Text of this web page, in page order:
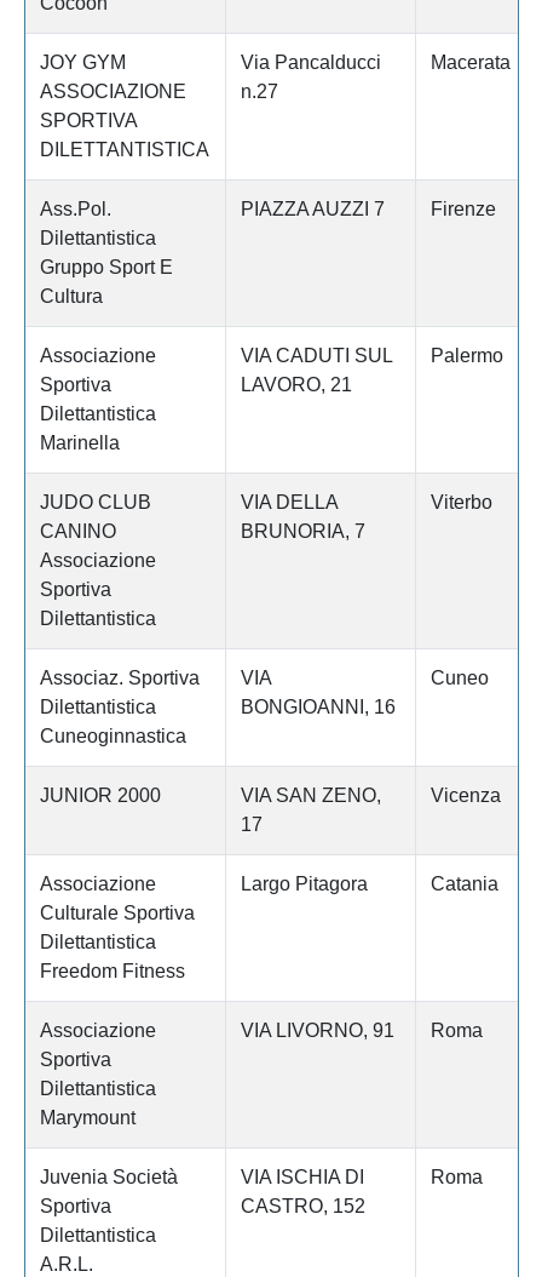
JOY GYM
ASSOCIAZIONE
SPORTIVA
DILETTANTISTICA
Via Pancalducci
n.27
Macerata
Ass.Pol.
Dilettantistica
Gruppo Sport E
Cultura
PIAZZA AUZZI 7 Firenze
Associazione
Sportiva
Dilettantistica
Marinella
VIA CADUTI SUL
LAVORO, 21
Palermo
JUDO CLUB
CANINO
Associazione
Sportiva
Dilettantistica
VIA DELLA
BRUNORIA, 7
Viterbo
Associaz. Sportiva
Dilettantistica
Cuneoginnastica
VIA
BONGIOANNI, 16
Cuneo
JUNIOR 2000
VIA SAN ZENO,
17
Vicenza
Associazione
Culturale Sportiva
Dilettantistica
Freedom Fitness
Largo Pitagora Catania
Associazione
Sportiva
Dilettantistica
Marymount
VIA LIVORNO, 91 Roma
Juvenia Società
Sportiva
Dilettantistica
A.R.L.
VIA ISCHIA DI
CASTRO, 152
Roma